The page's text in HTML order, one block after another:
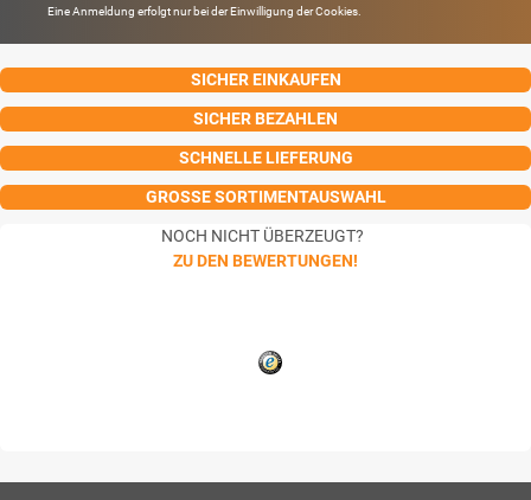
Eine Anmeldung erfolgt nur bei der Einwilligung der Cookies.
SICHER EINKAUFEN
SICHER BEZAHLEN
SCHNELLE LIEFERUNG
GROSSE SORTIMENTAUSWAHL
NOCH NICHT ÜBERZEUGT?
ZU DEN BEWERTUNGEN!